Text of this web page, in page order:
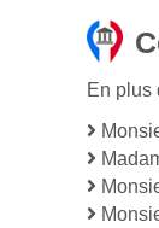
En plus